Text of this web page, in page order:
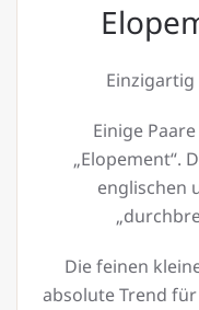
Einige
„Elopement“.
englischen
Die feinen
absolute Trend